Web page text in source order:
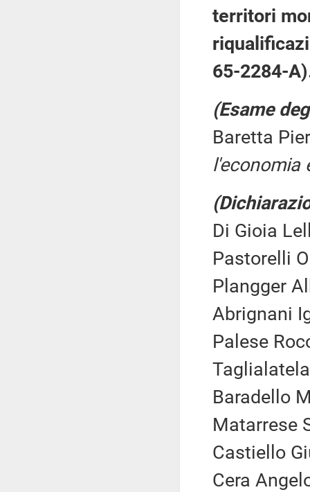
territori
65-2284-
(Esame
Baretta
l'economia
Di Gioia
Pastorelli
Plangger
Abrignani
Palese
Baradello
Matarrese
Castiello
Cera